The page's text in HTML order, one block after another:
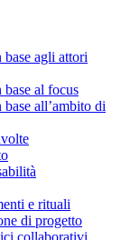
agli attori
al focus
all’ambito di
e rituali
di progetto
collaborativi